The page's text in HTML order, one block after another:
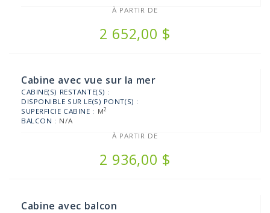
À PARTIR DE
2 652,00 $
Cabine avec vue sur la mer
CABINE(S) RESTANTE(S) :
DISPONIBLE SUR LE(S) PONT(S) :
SUPERFICIE CABINE : M2
BALCON : N/A
À PARTIR DE
2 936,00 $
Cabine avec balcon